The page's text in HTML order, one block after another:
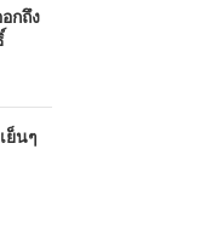
กถึง
ย็นๆ